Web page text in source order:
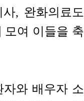
, 완화의료도
모여 이들을 축
와 배우자 소